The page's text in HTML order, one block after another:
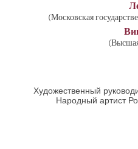
(Московская
Художественный
Народный артист